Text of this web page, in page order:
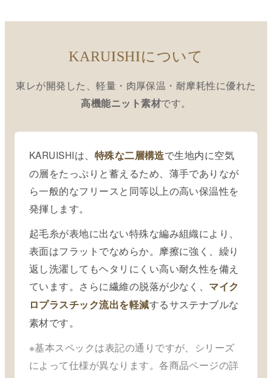
KARUISHIについて
東レが開発した、軽量・肉厚保温・耐摩耗性に優れた
高機能ニット素材です。
KARUISHIは、 特殊な二層構造で生地内に空気
の層をたっぷりと蓄えるため、薄手でありなが
ら一般的なフリースと同等以上の高い保温性を
発揮します。
起毛糸が表地に出ない特殊な編み組織により、
表面はフラットでなめらか。摩擦に強く、繰り
返し洗濯してもヘタリにくい高い耐久性を備え
ています。さらに繊維の脱落が少なく、 マイク
ロプラスチック流出を軽減するサステナブルな
素材です。
※基本スペックは表記の通りですが、シリーズ
によって仕様が異なります。各商品ページの詳